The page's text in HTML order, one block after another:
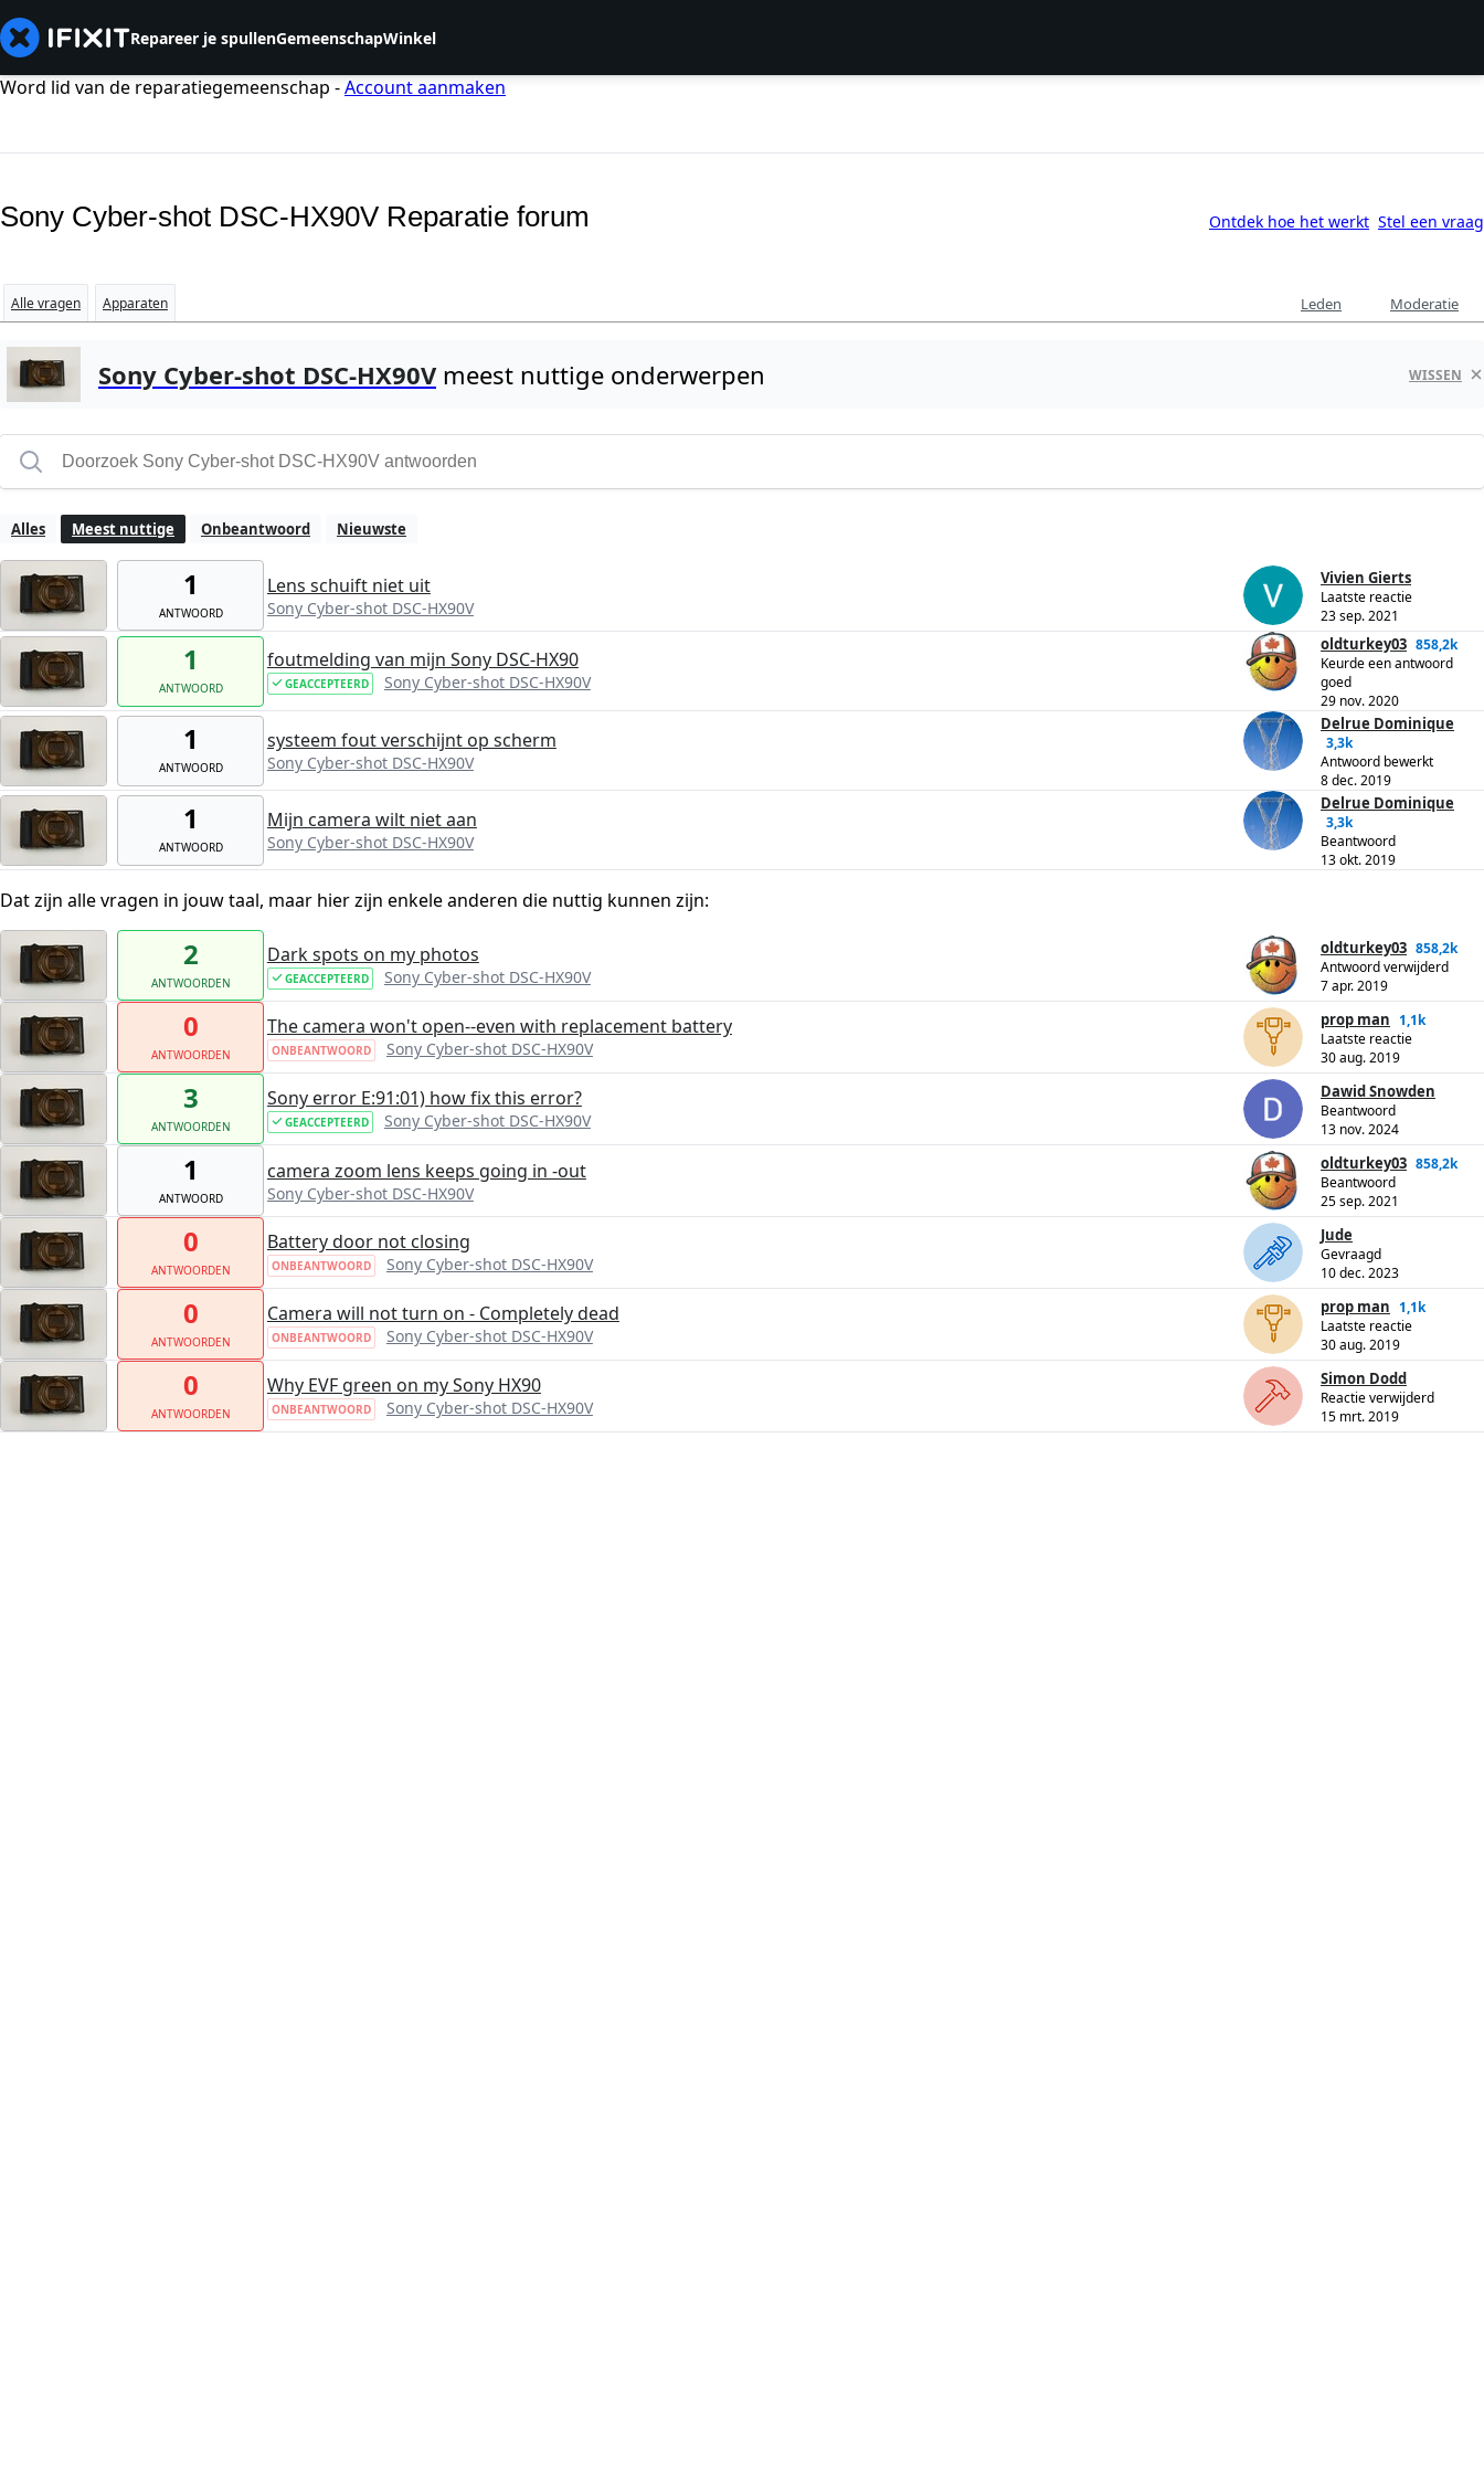
Repareer je spullenGemeenschapWinkel
Word lid van de reparatiegemeenschap -Account aanmaken
Sony Cyber-shot DSC-HX90V Reparatie forum Ontdek hoe het werkt Stel een vraag
Alle vragen Apparaten Leden Moderatie
Sony Cyber-shot DSC-HX90Vmeest nuttige onderwerpen WISSEN
Alles Meest nuttige Onbeantwoord Nieuwste
1
ANTWOORD
Lens schuift niet uit
Sony Cyber-shot DSC-HX90V
Vivien Gierts
Laatste reactie
23 sep. 2021
1
ANTWOORD
foutmelding van mijn Sony DSC-HX90
GEACCEPTEERD Sony Cyber-shot DSC-HX90V
oldturkey03 858,2k
Keurde een antwoord
goed
29 nov. 2020
1
ANTWOORD
systeem fout verschijnt op scherm
Sony Cyber-shot DSC-HX90V
Delrue Dominique
3,3k
Antwoord bewerkt
8 dec. 2019
1
ANTWOORD
Mijn camera wilt niet aan
Sony Cyber-shot DSC-HX90V
Delrue Dominique
3,3k
Beantwoord
13 okt. 2019
Dat zijn alle vragen in jouw taal, maar hier zijn enkele anderen die nuttig kunnen zijn:
2
ANTWOORDEN
Dark spots on my photos
GEACCEPTEERD Sony Cyber-shot DSC-HX90V
oldturkey03 858,2k
Antwoord verwijderd
7 apr. 2019
0
ANTWOORDEN
The camera won't open--even with replacement battery
ONBEANTWOORD Sony Cyber-shot DSC-HX90V
prop man 1,1k
Laatste reactie
30 aug. 2019
3
ANTWOORDEN
Sony error E:91:01) how fix this error?
GEACCEPTEERD Sony Cyber-shot DSC-HX90V
Dawid Snowden
Beantwoord
13 nov. 2024
1
ANTWOORD
camera zoom lens keeps going in -out
Sony Cyber-shot DSC-HX90V
oldturkey03 858,2k
Beantwoord
25 sep. 2021
0
ANTWOORDEN
Battery door not closing
ONBEANTWOORD Sony Cyber-shot DSC-HX90V
Jude
Gevraagd
10 dec. 2023
0
ANTWOORDEN
Camera will not turn on - Completely dead
ONBEANTWOORD Sony Cyber-shot DSC-HX90V
prop man 1,1k
Laatste reactie
30 aug. 2019
0
ANTWOORDEN
Why EVF green on my Sony HX90
ONBEANTWOORD Sony Cyber-shot DSC-HX90V
Simon Dodd
Reactie verwijderd
15 mrt. 2019